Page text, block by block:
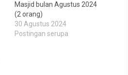
Masjid bulan Agustus 2024
(2 orang)
30 Agustus 2024
Postingan serupa